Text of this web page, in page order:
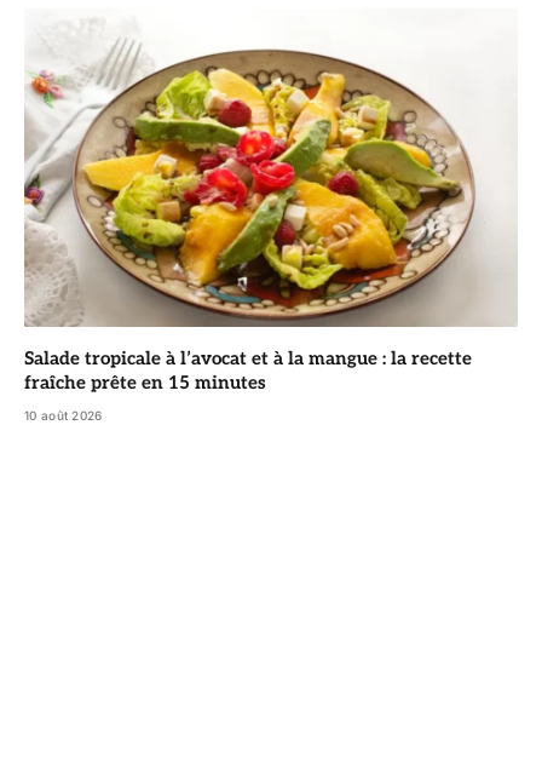
Salade tropicale à l’avocat et à la mangue : la recette
fraîche prête en 15 minutes
10 août 2026